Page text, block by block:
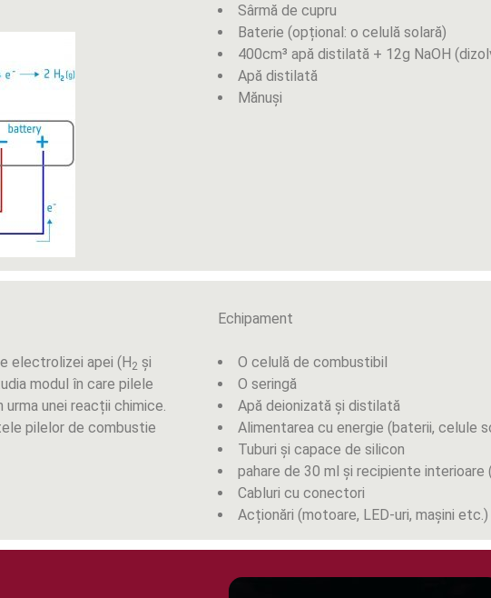
Sârmă de cupru
Baterie (opțional: o celulă solară)
400cm³ apă distilată + 12g NaOH
Apă distilată
Mănuși
electrolizei apei (H2 și
modul în care pilele
unei reacții chimice.
pilelor de combustie
Echipament
O celulă de combustibil
O seringă
Apă deionizată și distilată
Alimentarea cu energie (baterii, celule
Tuburi și capace de silicon
pahare de 30 ml și recipiente interioare
Cabluri cu conectori
Acționări (motoare, LED-uri, mașini etc.)